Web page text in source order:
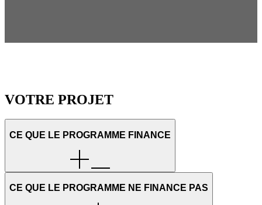
VOTRE PROJET
CE QUE LE PROGRAMME FINANCE
CE QUE LE PROGRAMME NE FINANCE PAS